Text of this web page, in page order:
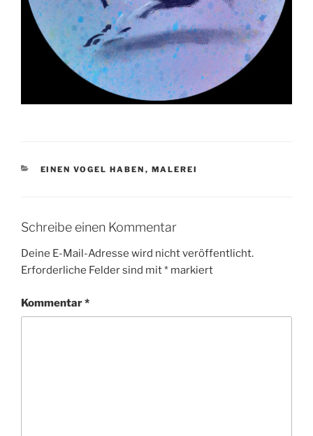
KATEGORIEN
EINEN VOGEL HABEN , MALEREI
Schreibe einen Kommentar
Deine E-Mail-Adresse wird nicht veröffentlicht.
Erforderliche Felder sind mit* markiert
Kommentar*